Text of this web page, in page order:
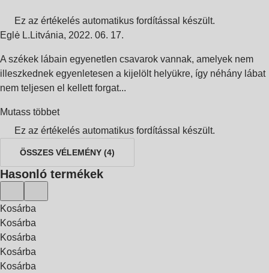
Ez az értékelés automatikus fordítással készült.
Eglė L.Litvánia, 2022. 06. 17.
A székek lábain egyenetlen csavarok vannak, amelyek nem
illeszkednek egyenletesen a kijelölt helyükre, így néhány lábat
nem teljesen el kellett forgat...
Mutass többet
Ez az értékelés automatikus fordítással készült.
ÖSSZES VÉLEMÉNY (4)
Hasonló termékek
Kosárba
Kosárba
Kosárba
Kosárba
Kosárba